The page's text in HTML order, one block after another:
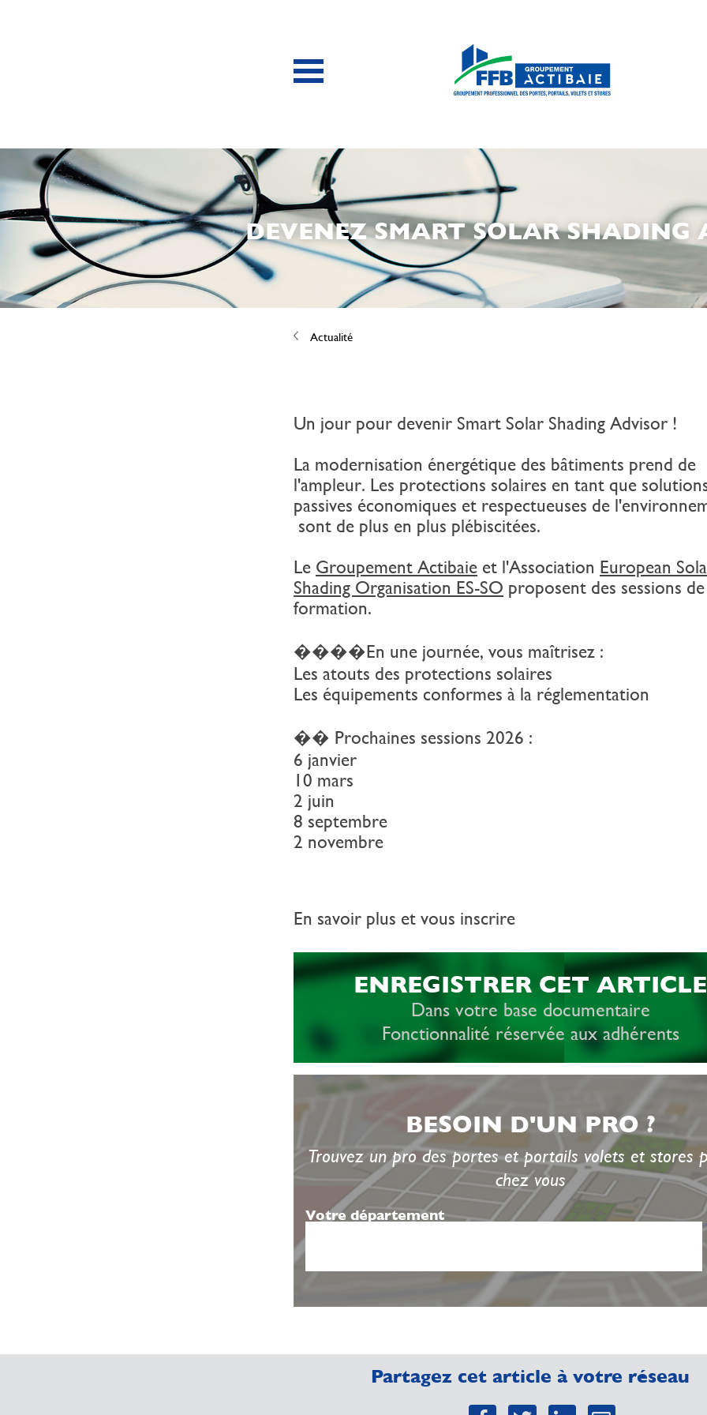
DEVENEZ SMART SOLAR SHADING
Actualité
Un jour pour devenir Smart Solar Shading Advisor !
La modernisation énergétique des bâtiments prend de
l'ampleur. Les protections solaires en tant que
passives économiques et respectueuses de
sont de plus en plus plébiscitées.
Le Groupement Actibaie et l'Association European
Shading Organisation ES-SO proposent des sessions de
formation.
��‍��En une journée, vous maîtrisez :
Les atouts des protections solaires
Les équipements conformes à la réglementation
�� Prochaines sessions 2026 :
6 janvier
10 mars
2 juin
8 septembre
2 novembre
En savoir plus et vous inscrire
ENREGISTRER CET ARTICLE
Dans votre base documentaire
Fonctionnalité réservée aux adhérents
BESOIN D'UN PRO ?
Trouvez un pro des portes et portails volets et stores
chez vous
Votre département
Partagez cet article à votre réseau